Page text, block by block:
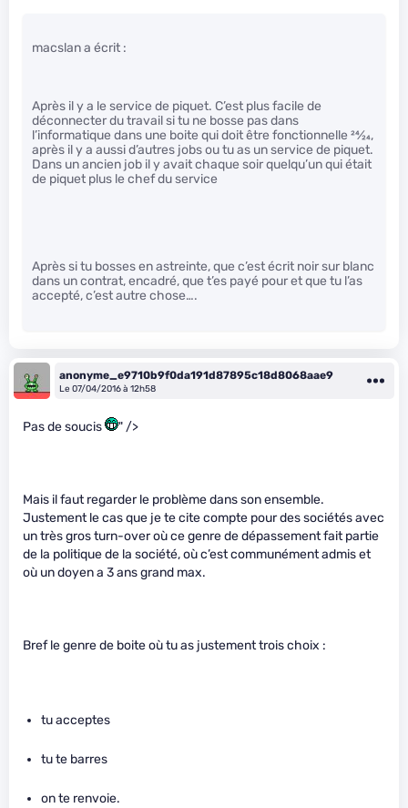
macslan a écrit :
Après il y a le service de piquet. C’est plus facile de
déconnecter du travail si tu ne bosse pas dans
l’informatique dans une boite qui doit être fonctionnelle 24⁄24,
après il y a aussi d’autres jobs ou tu as un service de piquet.
Dans un ancien job il y avait chaque soir quelqu’un qui était
de piquet plus le chef du service
Après si tu bosses en astreinte, que c’est écrit noir sur blanc
dans un contrat, encadré, que t’es payé pour et que tu l’as
accepté, c’est autre chose….
anonyme_e9710b9f0da191d87895c18d8068aae9
Le 07/04/2016 à 12h58
Pas de soucis " />
Mais il faut regarder le problème dans son ensemble.
Justement le cas que je te cite compte pour des sociétés avec
un très gros turn-over où ce genre de dépassement fait partie
de la politique de la société, où c’est communément admis et
où un doyen a 3 ans grand max.
Bref le genre de boite où tu as justement trois choix :
tu acceptes
tu te barres
on te renvoie.